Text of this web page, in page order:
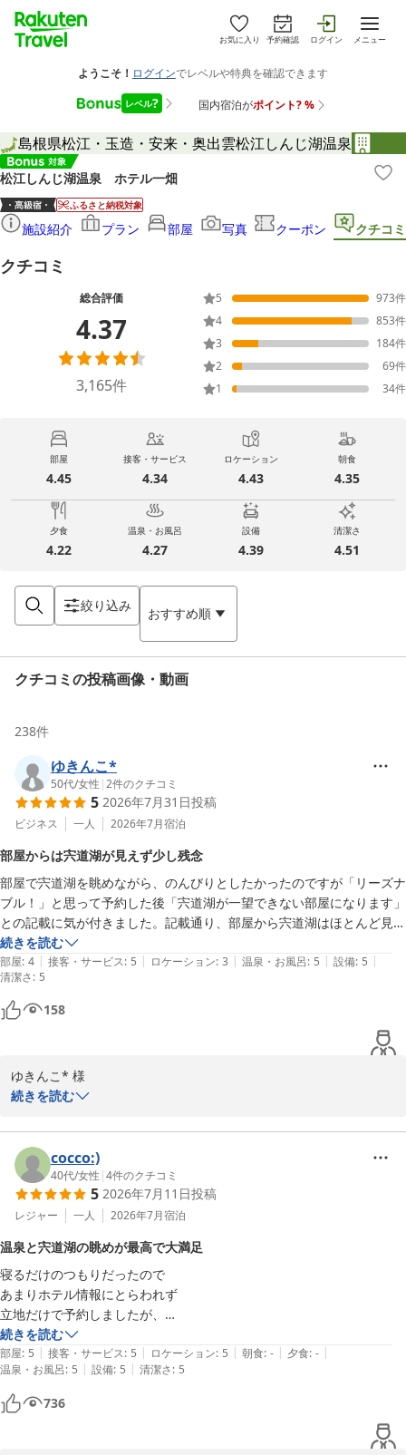
お気に入り 予約確認 ログイン メニュー
島根県松江・玉造・安来・奥出雲松江しんじ湖温泉
松江しんじ湖温泉 ホテル一畑
ふるさと納税対象
施設紹介 プラン 部屋 写真 クーポン クチコミ
クチコミ
総合評価
4.37
3,165件
5 973件
4
853件
3
184件
2
69件
1
34件
部屋
4.45
接客・サービス
4.34
ロケーション
4.43
朝食
4.35
夕食
4.22
温泉・お風呂
4.27
設備
4.39
清潔さ
4.51
絞り込み おすすめ順
クチコミの投稿画像・動画
238件
ゆきんこ*
50代/女性 |2件のクチコミ
5 2026年7月31日投稿
ビジネス 一人 2026年7月宿泊
部屋からは宍道湖が見えず少し残念
部屋で宍道湖を眺めながら、のんびりとしたかったのですが「リーズナ
ブル！」と思って予約した後「宍道湖が一望できない部屋になります」
との記載に気が付きました。記載通り、部屋から宍道湖はほとんど見え
ませんでした。最後の写真は、展望浴場からの写真です。動画は、ホテ
ルのすぐ前の遊歩道から撮った写真です。
続きを読む
部屋: 4 | 接客・サービス: 5 | ロケーション: 3 | 温泉・お風呂: 5 | 設備: 5 |
清潔さ: 5
158
ゆきんこ* 様
す。
せっかくのご滞在にもかかわらず、お部屋からの眺望に関しまし
て、ご期待に沿えず残念な思いをさせてしまい申し訳ございませ
ん。
す。今回ご予約いただいたプランにつきましては、あらかじめ記載
にてご案内しておりましたが、お客様にはご不便をおかけいたしま
したこと、心よりお詫び申し上げます。
一方で、展望浴場からの景色や、ホテルの目の前に広がる遊歩道か
らの眺めを楽しんでいただけたようで安堵いたしました。当館周辺
の宍道湖の風景は、時間帯によっても異なる表情を見せてくれま
す。
次回お越しの際には、ぜひ宍道湖を望むお部屋でのご宿泊もご検討
続きを読む
cocco:)
40代/女性 |4件のクチコミ
5 2026年7月11日投稿
レジャー 一人 2026年7月宿泊
温泉と宍道湖の眺めが最高で大満足
寝るだけのつもりだったので
あまりホテル情報にとらわれず
立地だけで予約しましたが、
温泉の泉質がとてもよく、
サウナから眺める宍道湖も素晴らしく、寝不足覚悟で翌朝も一番乗りで
お風呂に伺いました。
セキュリティもしっかししているし、
お部屋もリネンも清潔で
続きを読む
部屋: 5 | 接客・サービス: 5 | ロケーション: 5 | 朝食: - | 夕食: - |
温泉・お風呂: 5 | 設備: 5 | 清潔さ: 5
736